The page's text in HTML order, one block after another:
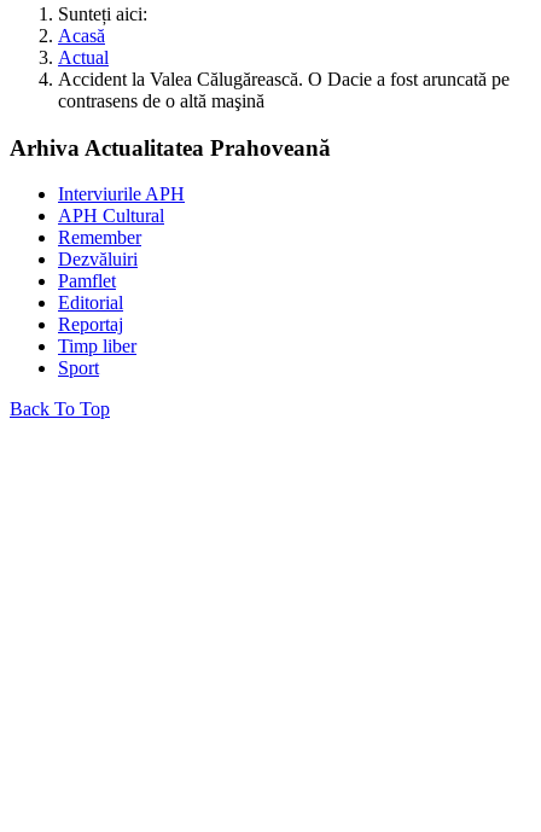
Sunteți aici:
Acasă
Actual
Accident la Valea Călugărească. O Dacie a fost aruncată pe
contrasens de o altă maşină
Arhiva Actualitatea Prahoveană
Interviurile APH
APH Cultural
Remember
Dezvăluiri
Pamflet
Editorial
Reportaj
Timp liber
Sport
Back To Top